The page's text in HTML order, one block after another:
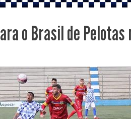
o Brasil de